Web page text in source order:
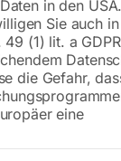
mm
in den
Sie auch
(1) lit. a
die Gefahr,
eine